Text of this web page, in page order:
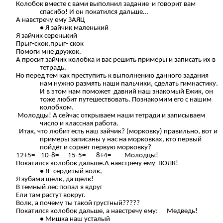
Колобок вместе с вами выполнил задание и говорит вам
спасибо! И он покатился дальше…
А навстречу ему ЗАЯЦ
Я зайчик маленький
Я зайчик серенький
Прыг-скок,прыг- скок
Помоги мне дружок.
А просит зайчик колобка и вас решить примеры и записать их в
тетрадь.
Но перед тем как преступить к выполнению данного задания
нам нужно размять наши пальчики, сделать гимнастику.
И в этом нам поможет давний наш знакомый Ежик, он
тоже любит путешествовать. Познакомим его с нашим
колобком.
Молодцы! А сейчас открываем наши тетради и записываем
число и классная работа.
Итак, что любит есть наш зайчик? (морковку) правильно, вот и
примеры записаны у нас на морковках, кто первый
пойдёт и сорвёт первую морковку?
12+5= 10-8= 15-5= 8+4= Молодцы!
Покатился колобок дальше.А навстречу ему ВОЛК!
Я- сердитый волк,
Я зубами щёлк, да щёлк!
В темный лес попал я вдруг
Ели там растут вокруг.
Волк, а почему ты такой грустный?????
Покатился колобок дальше, а навстречу ему: Медведь!
Мишка наш усталый